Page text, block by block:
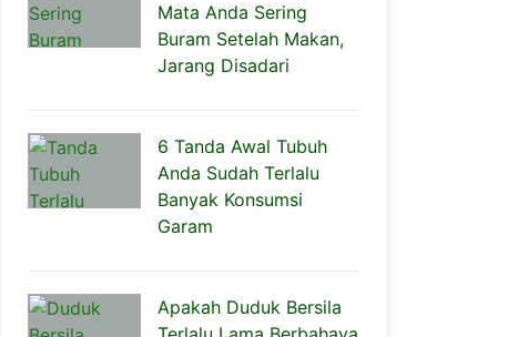
Mata Anda Sering
Buram Setelah Makan,
Jarang Disadari
6 Tanda Awal Tubuh
Anda Sudah Terlalu
Banyak Konsumsi
Garam
Apakah Duduk Bersila